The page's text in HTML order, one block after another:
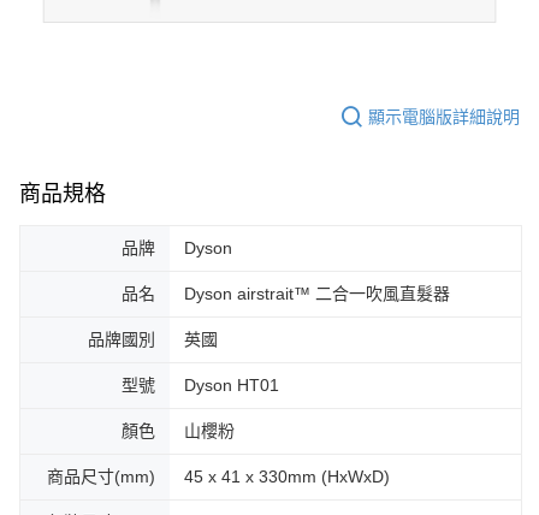
顯示電腦版詳細說明
商品規格
品牌 Dyson
品名 Dyson airstrait™ 二合一吹風直髮器
品牌國別 英國
型號 Dyson HT01
顏色 山櫻粉
商品尺寸(mm) 45 x 41 x 330mm (HxWxD)